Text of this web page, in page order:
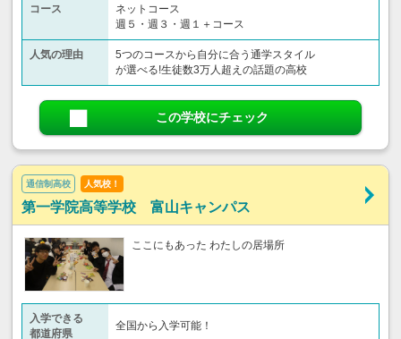
コース
ネットコース
週５・週３・週１＋コース
人気の理由
5つのコースから自分に合う通学スタイル
が選べる!生徒数3万人超えの話題の高校
この学校にチェック
通信制高校 人気校！
第一学院高等学校 富山キャンパス
ここにもあった わたしの居場所
入学できる
都道府県
全国から入学可能！